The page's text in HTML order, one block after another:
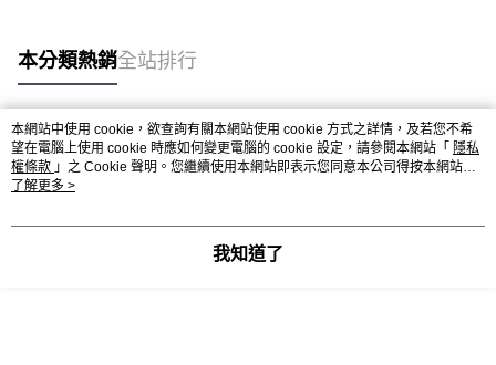
本分類熱銷全站排行
熱門標籤
本網站中使用 cookie，欲查詢有關本網站使用 cookie 方式之詳情，及若您不希
望在電腦上使用 cookie 時應如何變更電腦的 cookie 設定，請參閱本網站「 隱私
權條款 」之 Cookie 聲明。您繼續使用本網站即表示您同意本公司得按本網站使
用條款之 Cookie 聲明使用 cookie。
了解更多 >
我知道了